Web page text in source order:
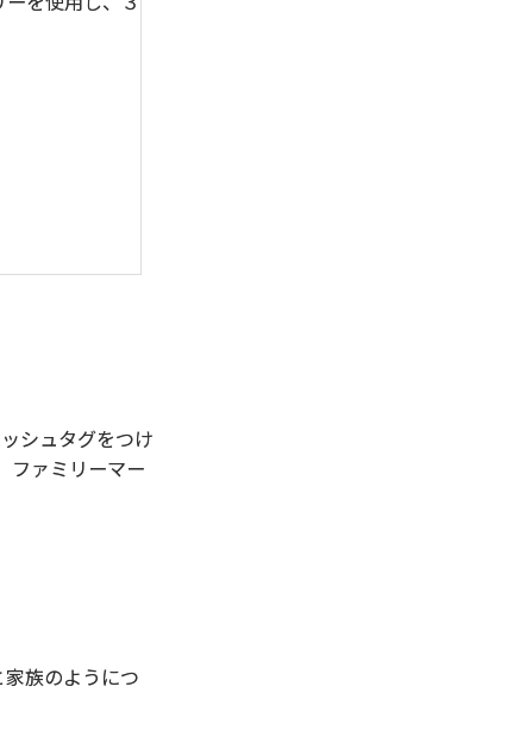
シュタグをつけ
ファミリーマー
族のようにつ